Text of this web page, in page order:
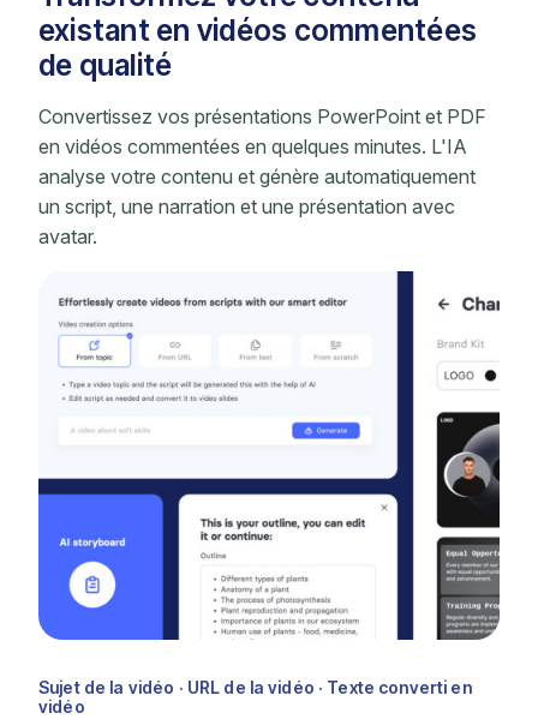
existant en vidéos commentées
de qualité
Convertissez vos présentations PowerPoint et PDF
en vidéos commentées en quelques minutes. L'IA
analyse votre contenu et génère automatiquement
un script, une narration et une présentation avec
avatar.
Sujet de la vidéo · URL de la vidéo · Texte converti en
vidéo